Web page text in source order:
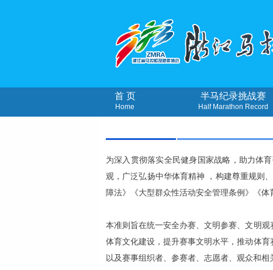
首 页
Home
半马纪录挑战赛
Half Marathon Record
为深入贯彻落实全民健身国家战略，助力体
观，广泛弘扬中华体育精神 ，构建尊重规则
障法》《大型群众性活动安全管理条例》《
本准则旨在统一安全办赛、文明参赛、文明
体育文化建设，提升赛事文明水平，推动体
以及赛事组织者、参赛者、志愿者、观众和相